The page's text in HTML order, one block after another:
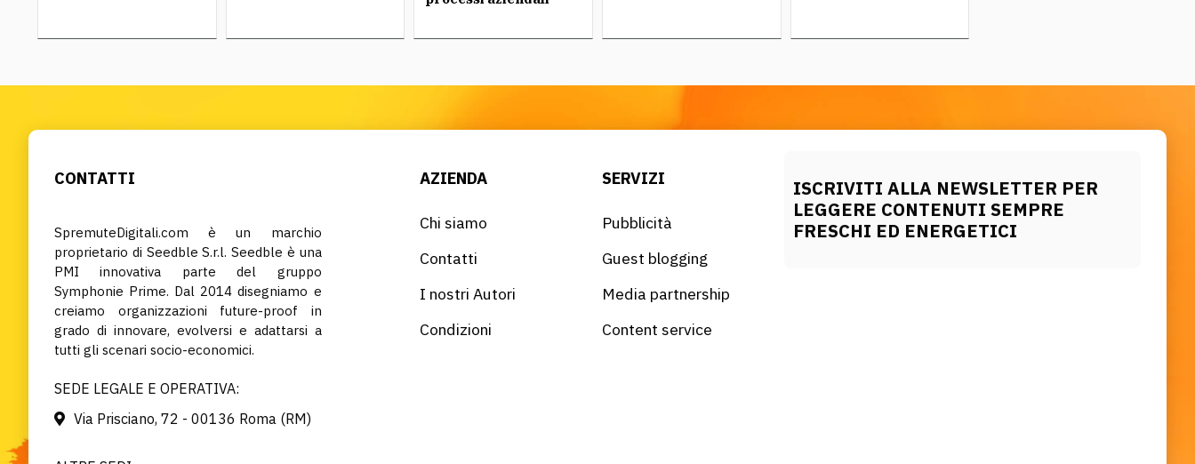
CONTATTI
SpremuteDigitali.com è un marchio
proprietario di Seedble S.r.l. Seedble è una
PMI innovativa parte del gruppo
Symphonie Prime. Dal 2014 disegniamo e
creiamo organizzazioni future-proof in
grado di innovare, evolversi e adattarsi a
tutti gli scenari socio-economici.
SEDE LEGALE E OPERATIVA:
Via Prisciano, 72 - 00136 Roma (RM)
AZIENDA
Chi siamo
Contatti
I nostri Autori
Condizioni
SERVIZI
Pubblicità
Guest blogging
Media partnership
Content service
ISCRIVITI ALLA NEWSLETTER PER
LEGGERE CONTENUTI SEMPRE
FRESCHI ED ENERGETICI